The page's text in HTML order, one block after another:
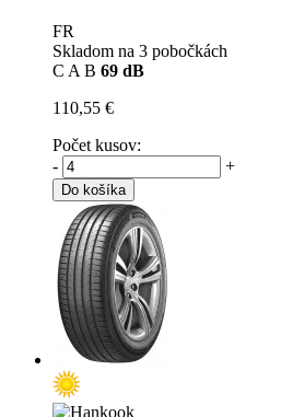
FR
Skladom na 3 pobočkách
C A B 69 dB
110,55 €
Počet kusov:
-
+
Do košíka